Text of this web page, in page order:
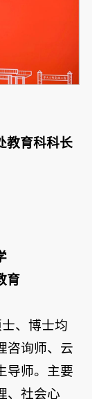
教育科科长
育
、博士均
咨询师、云
导师。主要
、社会心